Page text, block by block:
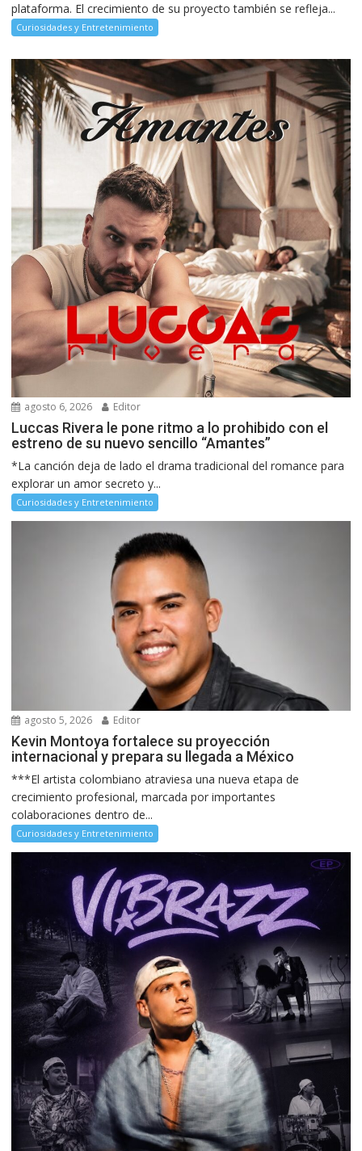
plataforma. El crecimiento de su proyecto también se refleja...
Curiosidades y Entretenimiento
agosto 6, 2026 Editor
Luccas Rivera le pone ritmo a lo prohibido con el
estreno de su nuevo sencillo “Amantes”
*La canción deja de lado el drama tradicional del romance para
explorar un amor secreto y...
Curiosidades y Entretenimiento
agosto 5, 2026 Editor
Kevin Montoya fortalece su proyección
internacional y prepara su llegada a México
***El artista colombiano atraviesa una nueva etapa de
crecimiento profesional, marcada por importantes
colaboraciones dentro de...
Curiosidades y Entretenimiento